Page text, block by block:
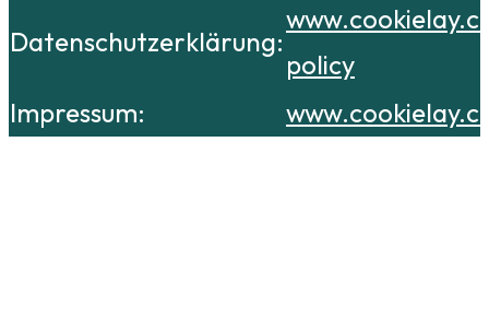
Datenschutzerklärung:
policy
Impressum: